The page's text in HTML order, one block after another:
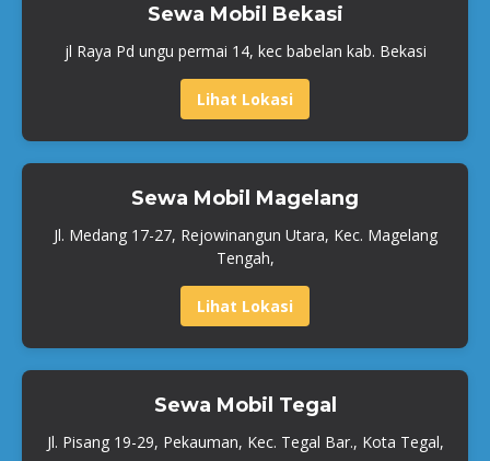
Sewa Mobil Bekasi
jl Raya Pd ungu permai 14, kec babelan kab. Bekasi
Lihat Lokasi
Sewa Mobil Magelang
Jl. Medang 17-27, Rejowinangun Utara, Kec. Magelang
Tengah,
Lihat Lokasi
Sewa Mobil Tegal
Jl. Pisang 19-29, Pekauman, Kec. Tegal Bar., Kota Tegal,